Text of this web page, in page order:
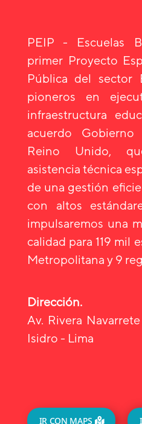
PEIP - Escuelas
primer Proyecto
Pública del sector
pioneros en
infraestructura
acuerdo
Reino Unido,
asistencia técnica
de una gestión
con altos
impulsaremos una
calidad para 119 mil
Metropolitana y 9
Dirección.
Av. Rivera
Isidro - Lima
IR CON MAPS